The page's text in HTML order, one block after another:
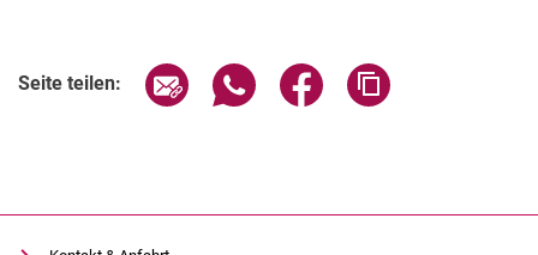
Seite teilen: Seite über E-Mail teilen
Seite über WhatsApp teilen
Seite über Facebook